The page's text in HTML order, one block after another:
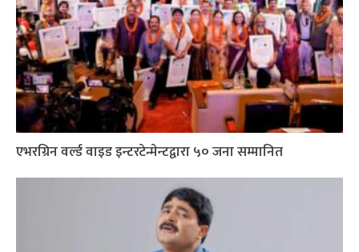
एभरग्रिन वर्ल्ड वाइड इन्टरटेन्मेन्टद्वारा ५० जना सम्मानित